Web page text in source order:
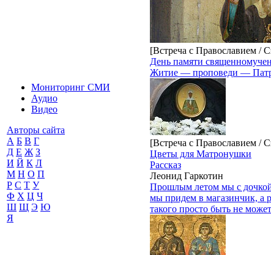
Мониторинг СМИ
Аудио
Видео
Авторы сайта
А Б В Г
Д Е Ж З
И Й К Л
М Н О П
Р С Т У
Ф Х Ц Ч
Ш Щ Э Ю
Я
[Встреча с Православием /
День памяти
Житие — проповеди —
[Встреча с Православием /
Цветы для Матронушки
Рассказ
Леонид Гаркотин
Прошлым летом мы с дочкой
мы придем в магазинчик, а
такого просто быть не